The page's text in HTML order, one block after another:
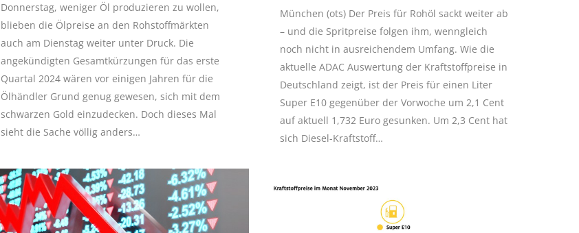
München (ots) Der Preis für Rohöl sackt weiter ab
– und die Spritpreise folgen ihm, wenngleich
noch nicht in ausreichendem Umfang. Wie die
aktuelle ADAC Auswertung der Kraftstoffpreise in
Deutschland zeigt, ist der Preis für einen Liter
Super E10 gegenüber der Vorwoche um 2,1 Cent
auf aktuell 1,732 Euro gesunken. Um 2,3 Cent hat
sich Diesel-Kraftstoff…
Donnerstag, weniger Öl produzieren zu wollen,
blieben die Ölpreise an den Rohstoffmärkten
auch am Dienstag weiter unter Druck. Die
angekündigten Gesamtkürzungen für das erste
Quartal 2024 wären vor einigen Jahren für die
Ölhändler Grund genug gewesen, sich mit dem
schwarzen Gold einzudecken. Doch dieses Mal
sieht die Sache völlig anders…